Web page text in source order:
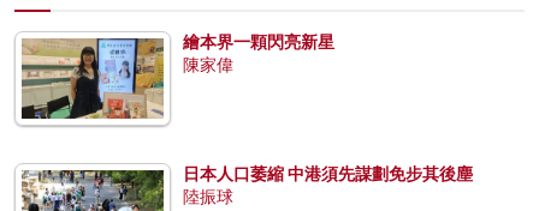
繪本界一顆閃亮新星
陳家偉
日本人口萎縮 中港須先謀劃免步其後塵
陸振球